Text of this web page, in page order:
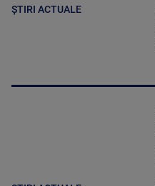
ȘTIRI ACTUALE